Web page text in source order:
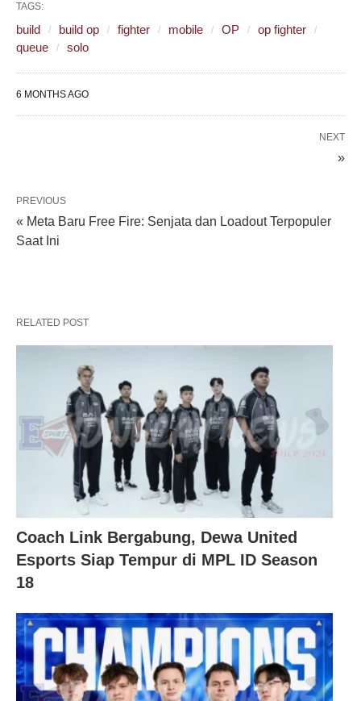
TAGS:
build build op fighter mobile OP
op fighter
queue
solo
6 MONTHS AGO
NEXT
»
PREVIOUS
« Meta Baru Free Fire: Senjata dan Loadout Terpopuler
Saat Ini
RELATED POST
Coach Link Bergabung, Dewa United
Esports Siap Tempur di MPL ID Season
18